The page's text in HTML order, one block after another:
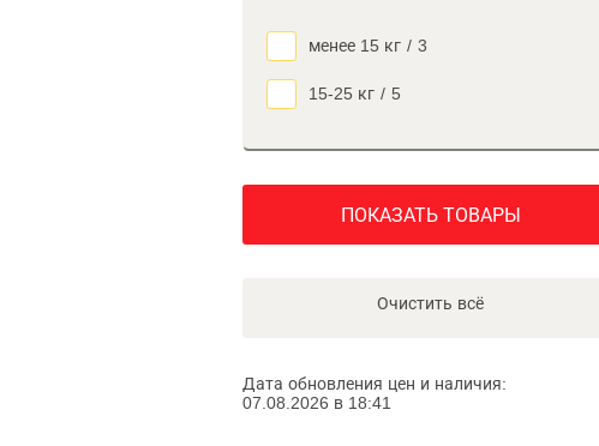
менее 15 кг / 3
15-25 кг / 5
ПОКАЗАТЬ ТОВАРЫ
Очистить всё
Дата обновления цен и наличия:
07.08.2026 в 18:41